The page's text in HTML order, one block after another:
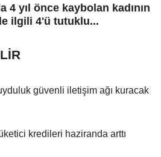
4 yıl önce kaybolan kadının
ilgili 4'ü tutuklu...
güvenli iletişim ağı kuracak
kredileri haziranda arttı